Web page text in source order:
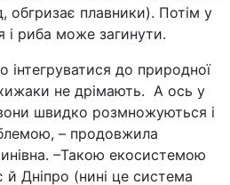
обгризає плавники). Потім у
і риба може загинути.
інтегруватися до природної
не дрімають. А ось у
швидко розмножуються і
– продовжила
–Такою екосистемою
й Дніпро (нині це система